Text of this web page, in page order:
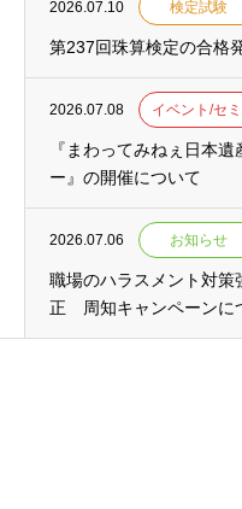
2026.07.10 検定試験
第237回珠算検定の合格
2026.07.08 イベント/セ
『まわってみねぇ日本
ー』の開催について
2026.07.06 お知らせ
職場のハラスメント対策
正 周知キャンペーンに